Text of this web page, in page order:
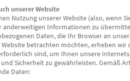
unserer Website
Nutzung unserer Website (also, wenn
anderweitigen Informationen zu
Daten, die Ihr Browser an
betrachten möchten, erheben wir
sind, um Ihnen unsere
Sicherheit zu gewährleisten. Gemäß
Daten: